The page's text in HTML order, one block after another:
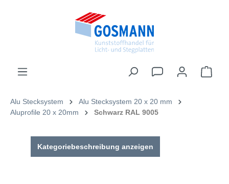
Alu Stecksystem
Alu Stecksystem 20 x 20 mm
Aluprofile 20 x 20mm
Schwarz RAL 9005
Kategoriebeschreibung anzeigen